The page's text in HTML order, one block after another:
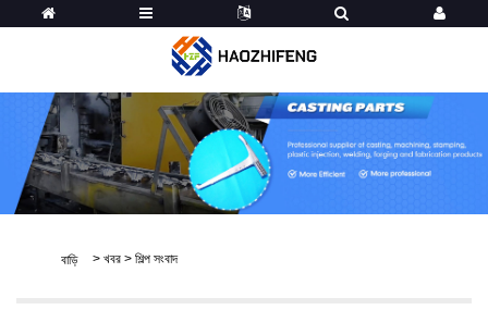
বাড়ি > খবর > শিল্প সংবাদ